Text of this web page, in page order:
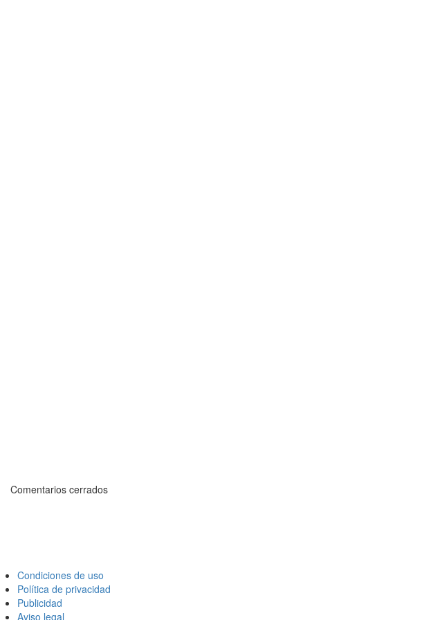
Comentarios cerrados
Condiciones de uso
Política de privacidad
Publicidad
Aviso legal